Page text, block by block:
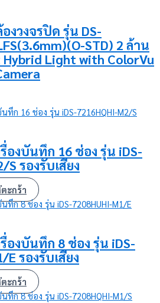
งวงจรปิด รุ่น DS-
STD) 2 ล้าน
Light with ColorVu
รื่องบันทึก 16 ช่อง รุ่น iDS-
S รองรับเสียง
ะกร้า
รื่องบันทึก 8 ช่อง รุ่น iDS-
E รองรับเสียง
ะกร้า